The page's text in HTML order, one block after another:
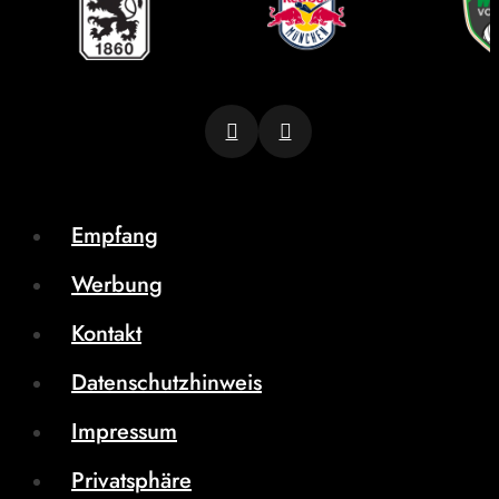
Empfang
Werbung
Kontakt
Datenschutzhinweis
Impressum
Privatsphäre